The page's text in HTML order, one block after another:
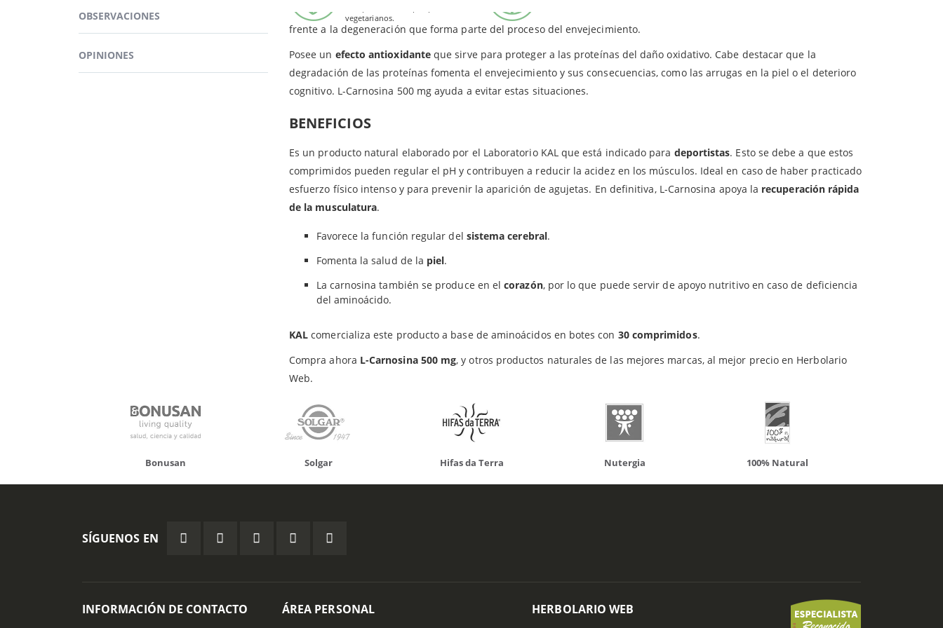
antienvejecimiento
. Esto se debe a que la carnosina rejuvenece los fibroblastos, ya que es clave a la hora de hacer
frente a la degeneración que forma parte del proceso del envejecimiento.
Posee un efecto antioxidanteque sirve para proteger a las proteínas del daño oxidativo. Cabe destacar que la
degradación de las proteínas fomenta el envejecimiento y sus consecuencias, como las arrugas en la piel o el deterioro
cognitivo. L-Carnosina 500 mg ayuda a evitar estas situaciones.
BENEFICIOS
Es un producto natural elaborado por el Laboratorio KAL que está indicado para deportistas. Esto se debe a que estos
comprimidos pueden regular el pH y contribuyen a reducir la acidez en los músculos. Ideal en caso de haber practicado
esfuerzo físico intenso y para prevenir la aparición de agujetas. En definitiva, L-Carnosina apoya la recuperación rápida
de la musculatura.
Favorece la función regular del sistema cerebral.
Fomenta la salud de la piel.
La carnosina también se produce en elcorazón, por lo que puede servir de apoyo nutritivo en caso de deficiencia
del aminoácido.
KAL comercializa este producto a base de aminoácidos en botes con 30 comprimidos.
Compra ahora L-Carnosina 500 mg, y otros productos naturales de las mejores marcas, al mejor precio en Herbolario
Web.
OBSERVACIONES
vegetarianos.
OPINIONES
Productos relacionados
Solgar Hifas da Terra Nutergia 100% Natural Solaray
SÍGUENOS EN
INFORMACIÓN DE CONTACTO ÁREA PERSONAL HERBOLARIO WEB